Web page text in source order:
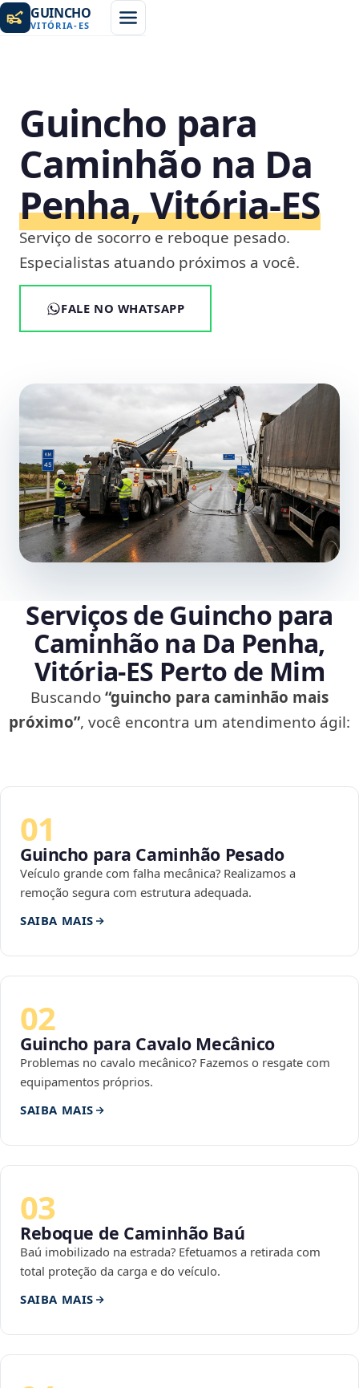
GUINCHO
VITÓRIA- ES
Guincho para
Caminhão na Da
Penha, Vitória‑ES
Serviço de socorro e reboque pesado.
Especialistas atuando próximos a você.
FALE NO WHATSAPP
Serviços de Guincho para
Caminhão na Da Penha,
Vitória‑ES Perto de Mim
Buscando“guincho para caminhão mais
próximo”, você encontra um atendimento ágil:
01
Guincho para Caminhão Pesado
Veículo grande com falha mecânica? Realizamos a
remoção segura com estrutura adequada.
SAIBA MAIS
02
Guincho para Cavalo Mecânico
Problemas no cavalo mecânico? Fazemos o resgate com
equipamentos próprios.
SAIBA MAIS
03
Reboque de Caminhão Baú
Baú imobilizado na estrada? Efetuamos a retirada com
total proteção da carga e do veículo.
SAIBA MAIS